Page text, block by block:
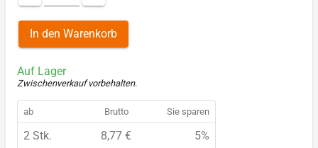
In den Warenkorb
Auf Lager
Zwischenverkauf vorbehalten.
ab Brutto Sie sparen
2 Stk. 8,77 €
5%